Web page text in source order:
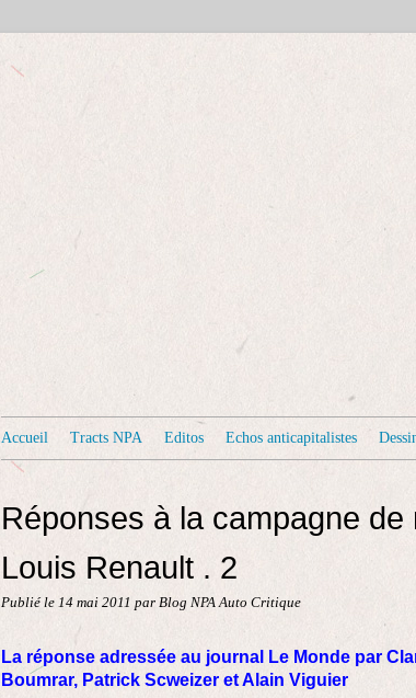
Accueil Tracts NPA Editos Echos anticapitalistes
Réponses à la campagne de
Louis Renault . 2
Publié le 14 mai 2011 par Blog NPA Auto Critique
La réponse adressée au journal Le Monde par
Boumrar, Patrick Scweizer et Alain Viguier